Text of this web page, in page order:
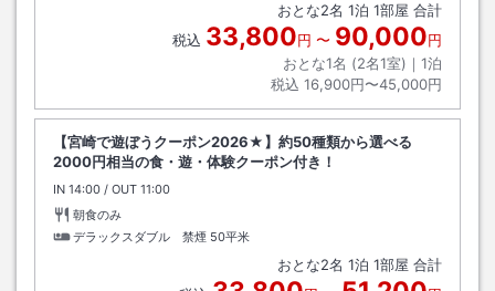
おとな2名 1泊 1部屋 合計
税込 33,800円 〜 90,000円
おとな1名 (2名1室)｜ 1泊
税込 16,900円〜45,000円
【宮崎で遊ぼうクーポン2026★】約50種類から選べる
2000円相当の食・遊・体験クーポン付き！
IN チェックイン
14:00 / OUT チェックアウト
11:00
朝食のみ
デラックスダブル 禁煙 50平米
おとな2名 1泊 1部屋 合計